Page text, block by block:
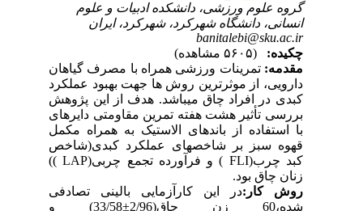
گروه علوم ورزشی، دانشکده ادبیات و علوم
انسانی، دانشگاه شهرکرد، شهرکرد، ایران
banitalebi@sku.ac.ir
چکیده:
مقدمه:تمرینات ورزشی همراه با مصرف گیاهان
دارویی، از موثرترین روش ها جهت بهبود عملکرد
کبدی در افراد چاق میباشد. هدف از این پژوهش
بررسی تأثیر هشت هفته تمرین مقاومتی دایرهای
با استفاده از باندهای الاستیک به همراه مکمل
قهوه سبز بر شاخصهای عملکرد کبدی(شاخص
کبد چرب(FLI ) و فرآورده تجمع چربی(LAP ))
زنان چاق بود.
روش کار:در این کارآزمایی بالینی تصادفی
شده،60 زن چاق(2/96±33/58) و